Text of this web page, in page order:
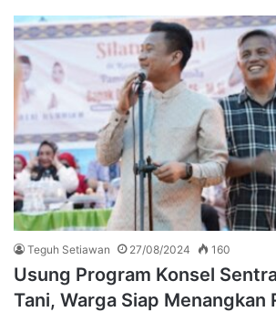
Teguh Setiawan 27/08/2024 160
Usung Program Konsel
Tani, Warga Siap Menangkan